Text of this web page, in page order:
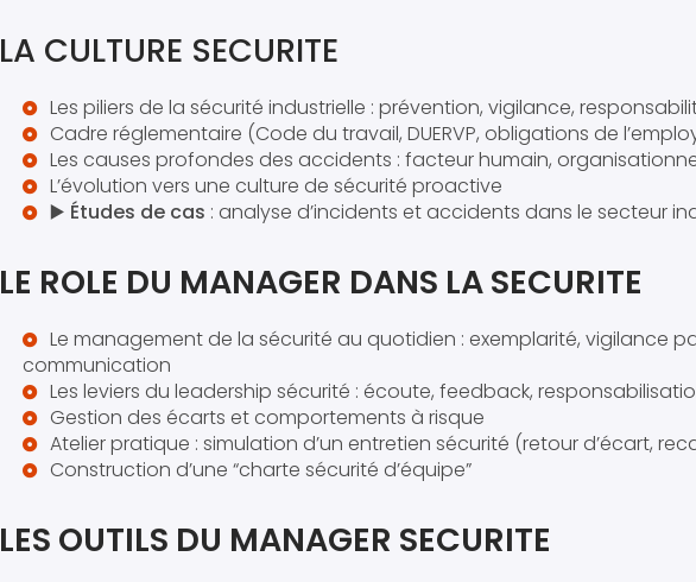
LA CULTURE SECURITE
Les piliers de la sécurité industrielle : prévention, vigilance,
Cadre réglementaire (Code du travail, DUERVP, obligations de
Les causes profondes des accidents : facteur humain,
L’évolution vers une culture de sécurité proactive
▶️ Études de cas : analyse d’incidents et accidents dans le secteur
LE ROLE DU MANAGER DANS LA SECURITE
Le management de la sécurité au quotidien : exemplarité, vigilance
communication
Les leviers du leadership sécurité : écoute, feedback,
Gestion des écarts et comportements à risque
Atelier pratique : simulation d’un entretien sécurité (retour d’écart,
Construction d’une “charte sécurité d’équipe”
LES OUTILS DU MANAGER SECURITE